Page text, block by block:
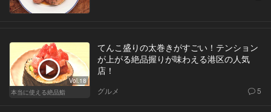
Vol.18
本当に使える絶品鮨
てんこ盛りの太巻きがすごい！テンション
が上がる絶品握りが味わえる港区の人気
店！
グルメ 5